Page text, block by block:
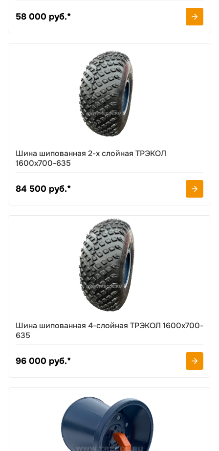
58 000 руб.*
Шина шипованная 2-х слойная ТРЭКОЛ
1600х700-635
84 500 руб.*
Шина шипованная 4-слойная ТРЭКОЛ 1600х700-
635
96 000 руб.*